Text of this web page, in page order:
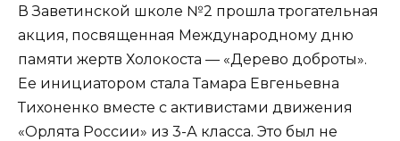
В Заветинской школе №2 прошла трогательная
акция, посвященная Международному дню
памяти жертв Холокоста — «Дерево доброты».
Ее инициатором стала Тамара Евгеньевна
Тихоненко вместе с активистами движения
«Орлята России» из 3-А класса. Это был не